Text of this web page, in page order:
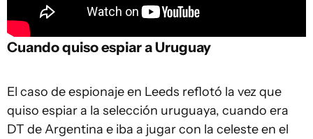
Cuando quiso espiar a Uruguay
El caso de espionaje en Leeds reflotó la vez que
quiso espiar a la selección uruguaya, cuando era
DT de Argentina e iba a jugar con la celeste en el